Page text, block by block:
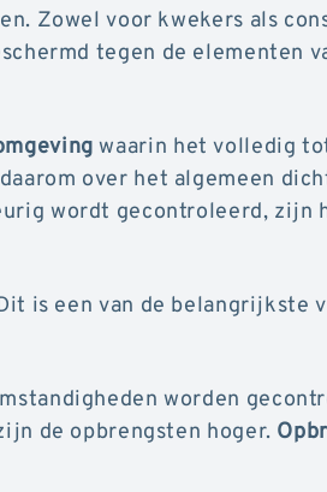
Zowel voor kwekers als
tegen de elementen
waarin het volledig
over het algemeen
wordt gecontroleerd,
is een van de belangrijkste
worden
de opbrengsten hoger.